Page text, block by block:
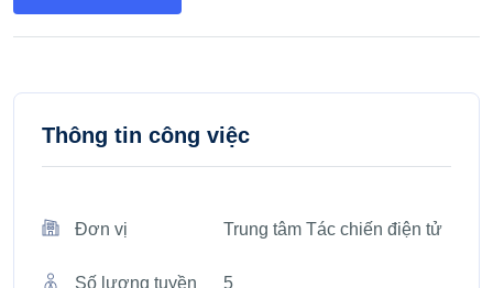
Thông tin công việc
Đơn vị Trung tâm Tác chiến điện tử
Số lượng tuyền 5